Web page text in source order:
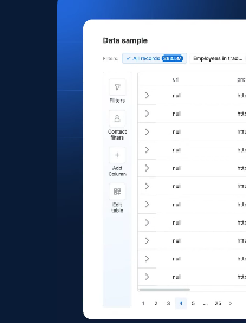
5.6K+
TikTok Shop
URL, Title, Available,
price, Final price,
eCommerce